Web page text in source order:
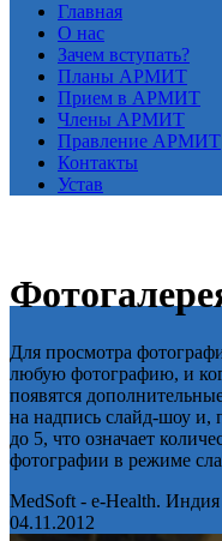
Главная
О нас
Зачем вступать?
Планы АРМИТ
Прием в АРМИТ
Члены АРМИТ
Правление АРМИТ
Контакты
Устав
Для просмотра
любую фотографию, и
появятся
на надпись слайд-шоу и,
до 5, что означает
фотографии в режиме
MedSoft - e-Health.
04.11.2012